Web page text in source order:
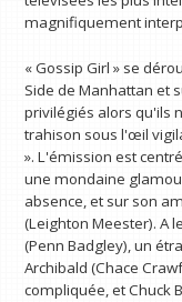
magnifiquement
« Gossip Girl » se
Side de Manhattan et
privilégiés alors qu'ils
trahison sous l'œil
». L'émission est
une mondaine
absence, et sur son
(Leighton Meester). A
(Penn Badgley), un
Archibald (Chace
compliquée, et Chuck